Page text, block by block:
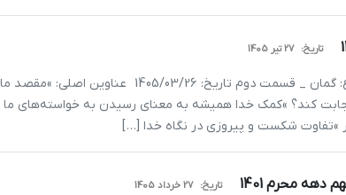
تاریخ: 27 تیر 1405
یا انیس متن سخنرانی سید محمد انجوی نژاد موضوع: گمان _ قسمت دوم تاریخ: 1405/03/26 عناوین اصلی: »مقصد ما
کند؟ »کمک خدا همیشه به معنای رسیدن به خواسته‌های ما
»تفاوت شکست و پیروزی در نگاه خدا […]
تاریخ: 27 خرداد 1405